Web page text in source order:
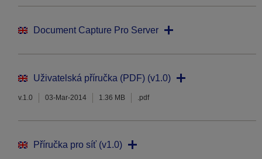
Document Capture Pro Server
Uživatelská příručka (PDF) (v1.0)
v.1.0 03-Mar-2014 1.36 MB .pdf
Příručka pro síť (v1.0)